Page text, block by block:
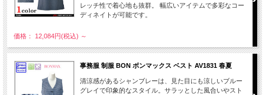
レッチ性で着心地も抜群。 幅広いアイテムで多彩なコー
ディネイトが可能です。
価格： 12,084円(税込) ～
事務服 制服 BON ボンマックス ベスト AV1831 春夏
清涼感があるシャンブレーは、見た目にも涼しいブルー
グレイで印象的なスタイル。サラッとした風合いやスト